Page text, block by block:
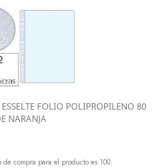
FOLIO POLIPROPILENO 80
NARANJA
compra para el producto es 100.